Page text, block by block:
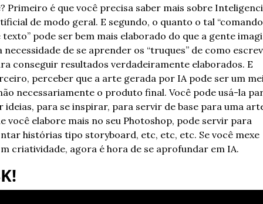
Primeiro é que você precisa saber mais sobre
de modo geral. E segundo, o quanto o tal “comando
texto” pode ser bem mais elaborado do que a gente
necessidade de se aprender os “truques” de como
conseguir resultados verdadeiramente elaborados. E
perceber que a arte gerada por IA pode ser um
necessariamente o produto final. Você pode usá-la
ideias, para se inspirar, para servir de base para uma
você elabore mais no seu Photoshop, pode servir para
histórias tipo storyboard, etc, etc, etc. Se você mexe
criatividade, agora é hora de se aprofundar em IA.